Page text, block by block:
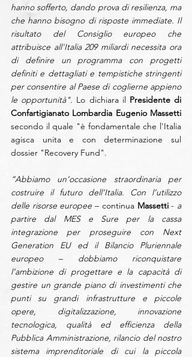
hanno sofferto, dando prova di resilienza, ma
che hanno bisogno di risposte immediate. Il
risultato del Consiglio europeo che
attribuisce all'Italia 209 miliardi necessita ora
di definire un programma con progetti
definiti e dettagliati e tempistiche stringenti
per consentire al Paese di coglierne appieno
le opportunità". Lo dichiara il Presidente di
Confartigianato Lombardia Eugenio Massetti
secondo il quale "è fondamentale che l'Italia
agisca unita e con determinazione sul
dossier "Recovery Fund".
“Abbiamo un’occasione straordinaria per
costruire il futuro dell’Italia. Con l’utilizzo
delle risorse europee – continua Massetti - a
partire dal MES e Sure per la cassa
integrazione per proseguire con Next
Generation EU ed il Bilancio Pluriennale
europeo – dobbiamo riconquistare
l’ambizione di progettare e la capacità di
gestire un grande piano di investimenti che
punti su grandi infrastrutture e piccole
opere, digitalizzazione, innovazione
tecnologica, qualità ed efficienza della
Pubblica Amministrazione, rilancio del nostro
sistema imprenditoriale di cui la piccola